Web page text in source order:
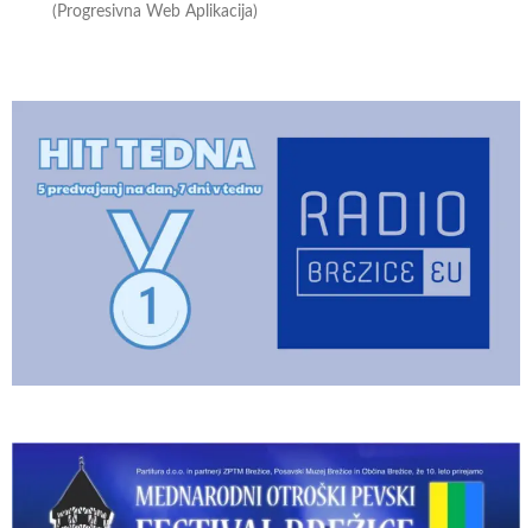
(Progresivna Web Aplikacija)